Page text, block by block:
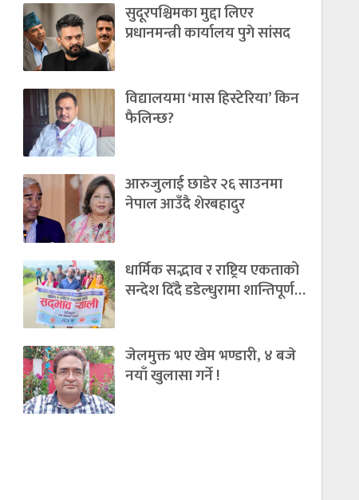
सुदूरपश्चिमका मुद्दा लिएर
प्रधानमन्त्री कार्यालय पुगे सांसद
विद्यालयमा ‘मास हिस्टेरिया’ किन
फैलिन्छ?
आरुजुलाई छाडेर २६ साउनमा
नेपाल आउँदै शेरबहादुर
धार्मिक सद्भाव र राष्ट्रिय एकताको
सन्देश दिँदै डडेल्धुरामा शान्तिपूर्ण…
जेलमुक्त भए खेम भण्डारी, ४ बजे
नयाँ खुलासा गर्ने !